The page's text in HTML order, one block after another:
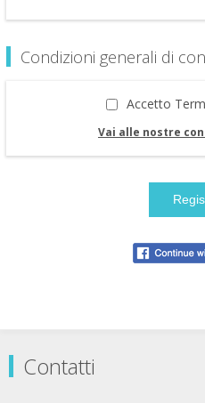
Condizioni generali di
Accetto
Vai alle nostre
Contatti